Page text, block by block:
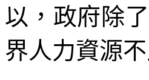
以，政府除
界人力資源